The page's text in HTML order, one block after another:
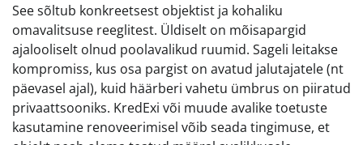
See sõltub konkreetsest objektist ja kohaliku
omavalitsuse reeglitest. Üldiselt on mõisapargid
ajalooliselt olnud poolavalikud ruumid. Sageli leitakse
kompromiss, kus osa pargist on avatud jalutajatele (nt
päevasel ajal), kuid häärberi vahetu ümbrus on piiratud
privaattsooniks. KredExi või muude avalike toetuste
kasutamine renoveerimisel võib seada tingimuse, et